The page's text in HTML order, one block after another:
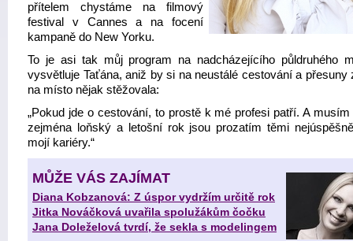
přítelem chystáme na filmový
festival v Cannes a na focení
kampaně do New Yorku.
To je asi tak můj program na nadcházejícího půldruhého
vysvětluje Taťána, aniž by si na neustálé cestování a přesuny
na místo nějak stěžovala:
„Pokud jde o cestování, to prostě k mé profesi patří. A
zejména loňský a letošní rok jsou prozatím těmi
mojí kariéry.“
MŮŽE VÁS ZAJÍMAT
Diana Kobzanová: Z úspor vydržím určitě rok
Jitka Nováčková uvařila spolužákům čočku
Jana Doleželová tvrdí, že sekla s modelingem